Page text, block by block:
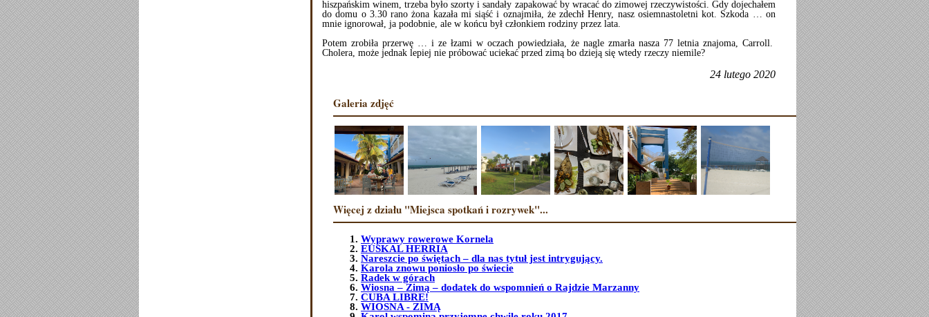
hiszpańskim winem, trzeba było szorty i sandały zapakować by wracać do zimowej rzeczywistości. Gdy dojechałem
do domu o 3.30 rano żona kazała mi siąść i oznajmiła, że zdechł Henry, nasz osiemnastoletni kot. Szkoda … on
mnie ignorował, ja podobnie, ale w końcu był członkiem rodziny przez lata.
Potem zrobiła przerwę … i ze łzami w oczach powiedziała, że nagle zmarła nasza 77 letnia znajoma, Carroll.
Cholera, może jednak lepiej nie próbować uciekać przed zimą bo dzieją się wtedy rzeczy niemile?
24 lutego 2020
Galeria zdjęć
Więcej z działu "Miejsca spotkań i rozrywek"...
Wyprawy rowerowe Kornela
EUSKAL HERRIA
Nareszcie po świętach – dla nas tytuł jest intrygujący.
Karola znowu poniosło po świecie
Radek w górach
Wiosna – Zimą – dodatek do wspomnień o Rajdzie Marzanny
CUBA LIBRE!
WIOSNA - ZIMĄ